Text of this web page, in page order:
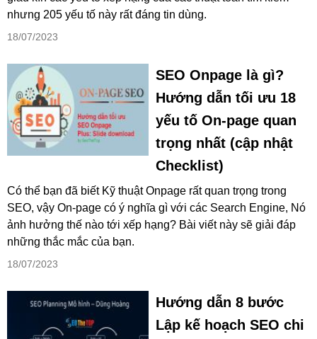
nhưng 205 yếu tố này rất đáng tin dùng.
18/07/2023
SEO Onpage là gì?
Hướng dẫn tối ưu 18
yếu tố On-page quan
trọng nhất (cập nhật
Checklist)
Có thể bạn đã biết Kỹ thuật Onpage rất quan trọng trong
SEO, vậy On-page có ý nghĩa gì với các Search Engine, Nó
ảnh hưởng thế nào tới xếp hạng? Bài viết này sẽ giải đáp
những thắc mắc của bạn.
18/07/2023
Hướng dẫn 8 bước
Lập kế hoạch SEO chi